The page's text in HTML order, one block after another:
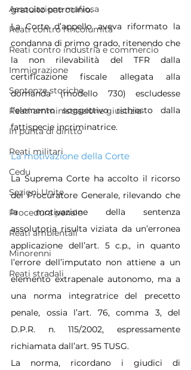
Associazione mafiosa
Reati contro l'incolumità
Reati contro industria e commercio
Immigrazione
Sentenze storiche
Reati amministrazione giustizia
In punta di diritto
Reati militari
Cedu
Sezioni Unite
Procedura penale
Reati ambientali
Minorenni
Reati stradali
gratuito patrocinio.
La Corte d’appello aveva riformato la
condanna di primo grado, ritenendo che
la non rilevabilità del TFR dalla
certificazione fiscale allegata alla
domanda (modello 730) escludesse
l’elemento soggettivo richiesto dalla
fattispecie incriminatrice.
La motivazione della Corte
La Suprema Corte ha accolto il ricorso
del Procuratore Generale, rilevando che
la motivazione della sentenza
assolutoria risulta viziata da un’erronea
applicazione dell’art. 5 c.p., in quanto
l’errore dell’imputato non attiene a un
elemento extrapenale autonomo, ma a
una norma integratrice del precetto
penale, ossia l’art. 76, comma 3, del
D.P.R. n. 115/2002, espressamente
richiamata dall’art. 95 TUSG.
La norma, ricordano i giudici di